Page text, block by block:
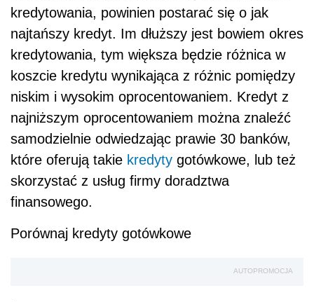
kredytowania, powinien postarać się o jak
najtańszy kredyt. Im dłuższy jest bowiem okres
kredytowania, tym większa będzie różnica w
koszcie kredytu wynikająca z różnic pomiędzy
niskim i wysokim oprocentowaniem. Kredyt z
najniższym oprocentowaniem można znaleźć
samodzielnie odwiedzając prawie 30 banków,
które oferują takie kredyty gotówkowe, lub też
skorzystać z usług firmy doradztwa
finansowego.
Porównaj kredyty gotówkowe
AUTOPROMOCJA